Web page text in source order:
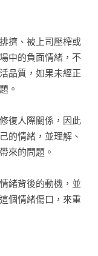
擠、被上司壓榨或
中的負面情緒，不
品質，如果未經正
。
復人際關係，因此
的情緒，並理解、
來的問題。
緒背後的動機，並
個情緒傷口，來重